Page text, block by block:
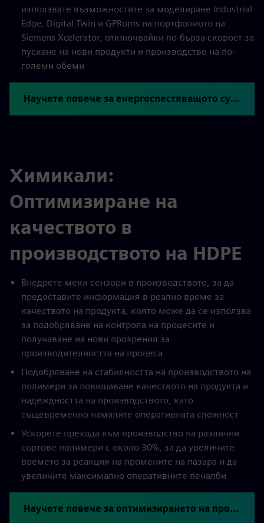
използвате възможностите за моделиране Industrial
Edge, Digital Twin и GPRoms на портфолиото на
Siemens Xcelerator, отключвайки по-бърза скорост за
пускане на нови продукти и производство на по-
големи обеми
Научете повече за енергоспестяващото сушене със спрей
Химикали:
Оптимизиране на
качеството в
производството на HDPE
Внедрете меки сензори в производството, за да
предоставите информация в реално време за
качеството на продукта, която може да се използва
за подобряване на контрола на процесите и
получаване на нови прозрения за
производителността на процеса
Подобряване на стабилността на производството на
полимери за повишаване качеството на продукта и
надеждността на производството, като
същевременно намалите оперативната сложност
Ускорете прехода към производство на различни
сортове полимери с около 30%, за да увеличите
времето за реакция на промените на пазара и да
увеличите максимално оперативните печалби
Научете повече за оптимизирането на производството на полимери